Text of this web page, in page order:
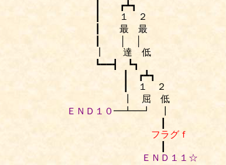
┃ ┏┻┓
┃ １ ２
┃ 最 最
┃ 達 低
┗━━┫ ┗┓
┃ ┏┻┓
┃ １ ２
┃ 屈 低
ＥＮＤ１０━┻━┛ ┃
フラグｆ
ＥＮＤ１１☆